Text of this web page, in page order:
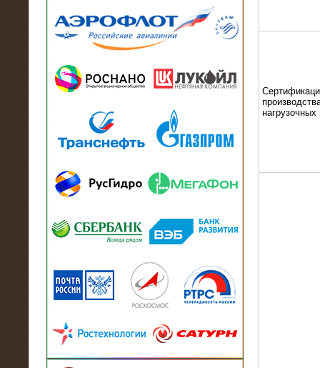
13.07.2018
модуль в контейнере 2700 кВА на
Балтийский завод
Активно-реактивные нагрузочные
модули 15 МВт (21,5 МВА) На Кубок
конфедераций